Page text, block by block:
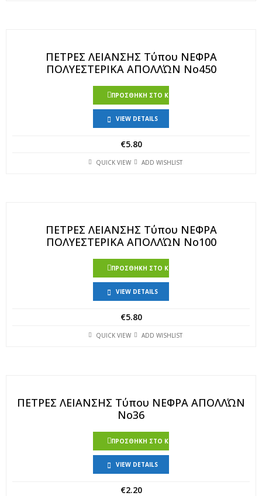
ΠΕΤΡΕΣ ΛΕΙΑΝΣΗΣ Τύπου ΝΕΦΡΑ
ΠΟΛΥΕΣΤΕΡΙΚΑ ΑΠΟΛΛΏΝ Νο450
ΠΡΟΣΘΉΚΗ ΣΤΟ ΚΑΛΆΘΙ
VIEW DETAILS
€5.80
QUICK VIEW ADD WISHLIST
ΠΕΤΡΕΣ ΛΕΙΑΝΣΗΣ Τύπου ΝΕΦΡΑ
ΠΟΛΥΕΣΤΕΡΙΚΑ ΑΠΟΛΛΏΝ Νο100
ΠΡΟΣΘΉΚΗ ΣΤΟ ΚΑΛΆΘΙ
VIEW DETAILS
€5.80
QUICK VIEW ADD WISHLIST
ΠΕΤΡΕΣ ΛΕΙΑΝΣΗΣ Τύπου ΝΕΦΡΑ ΑΠΟΛΛΏΝ
Νο36
ΠΡΟΣΘΉΚΗ ΣΤΟ ΚΑΛΆΘΙ
VIEW DETAILS
€2.20